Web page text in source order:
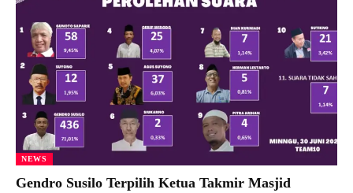
NEWS
Gendro Susilo Terpilih Ketua Takmir Masjid